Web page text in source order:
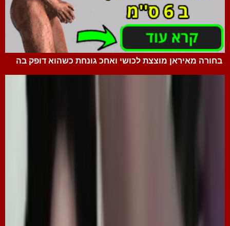
בחורה מאיראן מוצצת לכושי ואחכ גונחת כשהוא דופק בה